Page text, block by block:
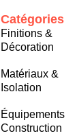
Catégories
Finitions &
Décoration
Matériaux &
Isolation
Équipements
Construction